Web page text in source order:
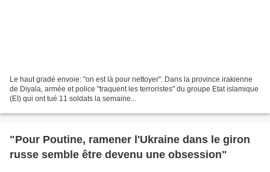
Le haut gradé envoie: "on est là pour nettoyer". Dans la province irakienne
de Diyala, armée et police "traquent les terroristes" du groupe Etat islamique
(EI) qui ont tué 11 soldats la semaine...
"Pour Poutine, ramener l'Ukraine dans le giron
russe semble être devenu une obsession"